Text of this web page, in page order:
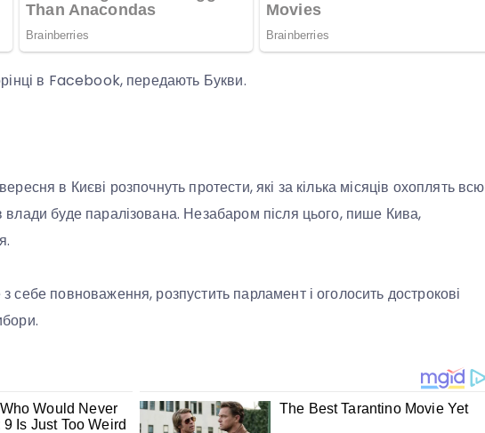
в Facebook, передають Букви.
в Києві розпочнуть протести, які за кілька місяців охоплять всю
влади буде паралізована. Незабаром після цього, пише Кива,
себе повноваження, розпустить парламент і оголосить дострокові